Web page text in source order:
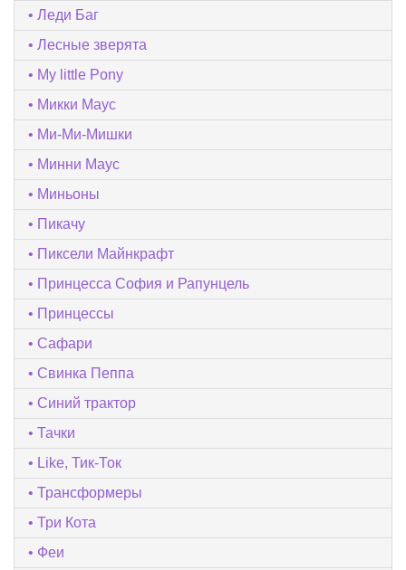
Леди Баг
Лесные зверята
My little Pony
Микки Маус
Ми-Ми-Мишки
Минни Маус
Миньоны
Пикачу
Пиксели Майнкрафт
Принцесса София и Рапунцель
Принцессы
Сафари
Свинка Пеппа
Синий трактор
Тачки
Like, Тик-Ток
Трансформеры
Три Кота
Феи